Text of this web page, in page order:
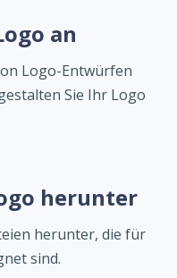
an
Logo-Entwürfen
Sie Ihr Logo
herunter
herunter, die für
sind.